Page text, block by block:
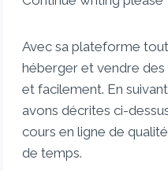
Avec sa plateforme
héberger et vendre
et facilement. En
avons décrites ci-
cours en ligne de
de temps.